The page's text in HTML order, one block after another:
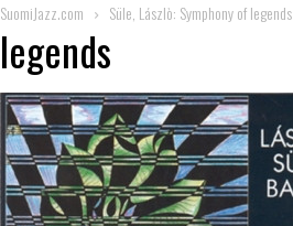
SuomiJazz.com Süle, Lászlò: Symphony of legends
legends